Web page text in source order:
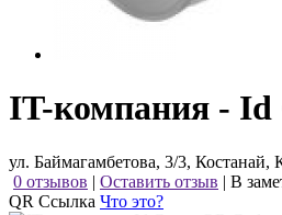
IT-компания - Id
ул. Баймагамбетова, 3/3, Костанай,
0 отзывов | Оставить отзыв | В
QR Ссылка Что это?